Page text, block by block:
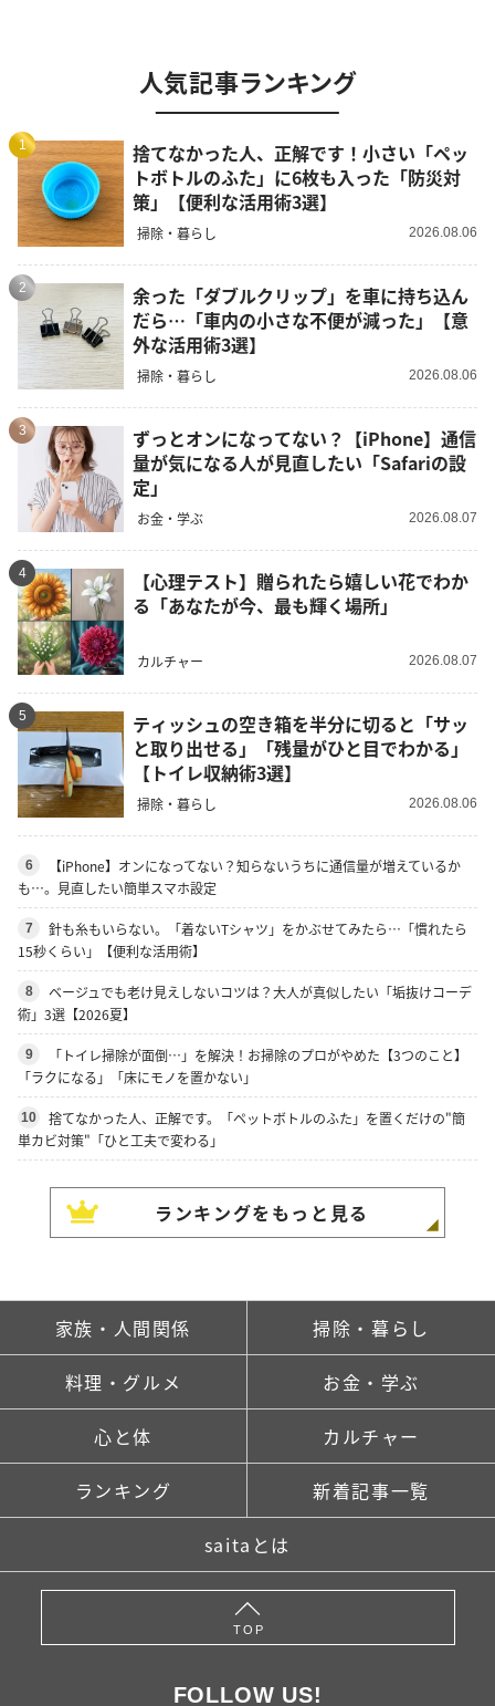
人気記事ランキング
1
捨てなかった人、正解です！小さい「ペッ
トボトルのふた」に6枚も入った「防災対
策」【便利な活用術3選】
掃除・暮らし 2026.08.06
2
余った「ダブルクリップ」を車に持ち込ん
だら…「車内の小さな不便が減った」【意
外な活用術3選】
掃除・暮らし 2026.08.06
3
ずっとオンになってない？【iPhone】通信
量が気になる人が見直したい「Safariの設
定」
お金・学ぶ 2026.08.07
4
【心理テスト】贈られたら嬉しい花でわか
る「あなたが今、最も輝く場所」
カルチャー 2026.08.07
5
ティッシュの空き箱を半分に切ると「サッ
と取り出せる」「残量がひと目でわかる」
【トイレ収納術3選】
掃除・暮らし 2026.08.06
6
【iPhone】オンになってない？知らないうちに通信量が増えているか
も…。見直したい簡単スマホ設定
7
針も糸もいらない。「着ないTシャツ」をかぶせてみたら…「慣れたら
15秒くらい」【便利な活用術】
8
ベージュでも老け見えしないコツは？大人が真似したい「垢抜けコーデ
術」3選【2026夏】
9
「トイレ掃除が面倒…」を解決！お掃除のプロがやめた【3つのこと】
「ラクになる」「床にモノを置かない」
10
捨てなかった人、正解です。「ペットボトルのふた」を置くだけの"簡
単カビ対策"「ひと工夫で変わる」
ランキングをもっと見る
家族・人間関係 掃除・暮らし
料理・グルメ お金・学ぶ
心と体 カルチャー
ランキング 新着記事一覧
saitaとは
TOP
FOLLOW US!